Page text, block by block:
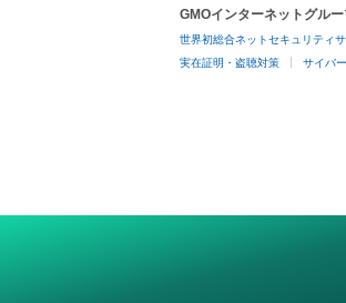
GMOインターネットグル
世界初総合ネットセキュリティ
実在証明・盗聴対策 サイバ